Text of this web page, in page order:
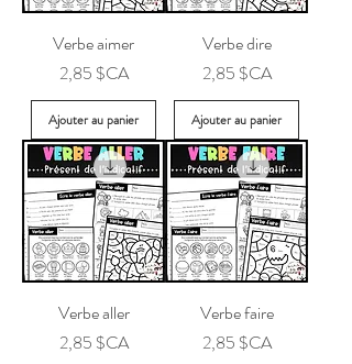
Verbe aimer
Prix
2,85 $CA
Ajouter au panier
Verbe dire
Prix
2,85 $CA
Ajouter au panier
Verbe aller
Prix
2,85 $CA
Verbe faire
Prix
2,85 $CA